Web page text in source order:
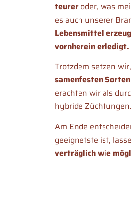
teurer oder, was
es auch unserer
Lebensmittel
vornherein erledigt.
Trotzdem setzen
samenfesten Sorten
erachten wir als
hybride Züchtungen.
Am Ende
geeignetste ist,
verträglich wie